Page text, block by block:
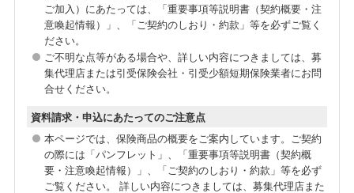
ご加入）にあたっては、「重要事項等説明書（契約概要・注
意喚起情報）」、「ご契約のしおり・約款」等を必ずご覧く
ださい。
ご不明な点等がある場合や、詳しい内容につきましては、募
集代理店または引受保険会社・引受少額短期保険業者にお問
合せください。
資料請求・申込にあたってのご注意点
本ページでは、保険商品の概要をご案内しています。ご契約
の際には「パンフレット」、「重要事項等説明書（契約概
要・注意喚起情報）」、「ご契約のしおり・約款」等を必ず
ご覧ください。 詳しい内容につきましては、募集代理店また